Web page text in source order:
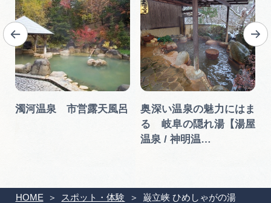
HOME スポット・体験 巌立峡 ひめしゃがの湯
濁河温泉 市営露天風呂
奥深い温泉の魅力にはま
る 岐阜の隠れ湯【湯屋
温泉 / 神明温…